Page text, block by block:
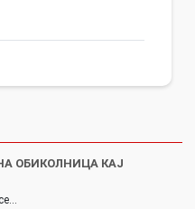
ОБИКОЛНИЦА КАЈ